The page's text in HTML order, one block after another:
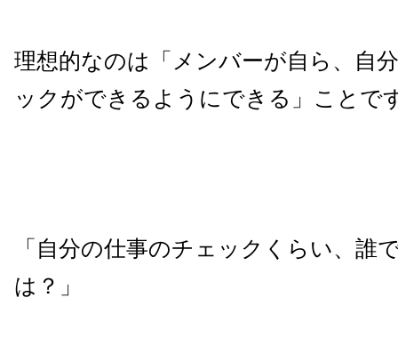
理想的なのは「メンバーが自ら、自
ックができるようにできる」ことで
「自分の仕事のチェックくらい、誰
は？」